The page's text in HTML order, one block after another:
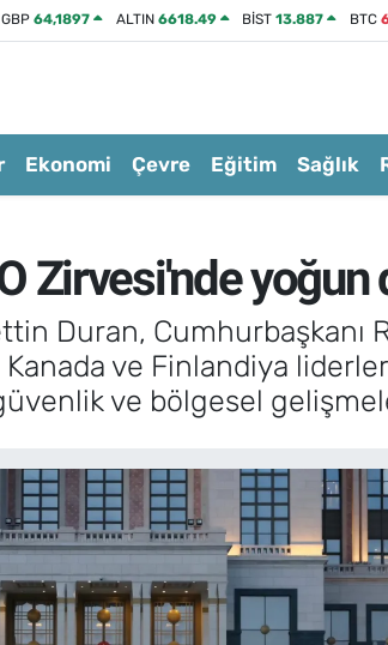
GBP64,1897 ALTIN 6618.49 BİST13.887 BTC
Ekonomi Çevre Eğitim Sağlık
Zirvesi'nde
Duran, Cumhurbaşkanı
Kanada ve Finlandiya
ve bölgesel